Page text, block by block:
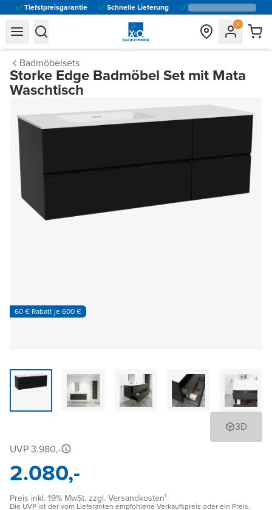
Tiefstpreisgarantie Schnelle Lieferung
general.navigation.toggle_menu.label
general.navigation.toggle_menu.label
Badmöbelsets
Storke Edge Badmöbel Set mit Mata
Waschtisch
60 € Rabatt je 600 €
3D
UVP 3.980,-
2.080,-
Preis inkl. 19% MwSt. zzgl. Versandkosten¹
Die UVP ist der vom Lieferanten empfohlene Verkaufspreis oder ein Preis,